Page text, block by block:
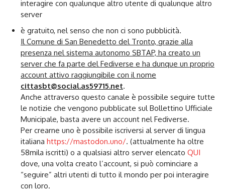
interagire con qualunque altro utente di qualunque altro
server
è gratuito, nel senso che non ci sono pubblicità.
Il Comune di San Benedetto del Tronto, grazie alla
presenza nel sistema autonomo SBTAP, ha creato un
server che fa parte del Fediverse e ha dunque un proprio
account attivo raggiungibile con il nome
cittasbt@social.as59715.net.
Anche attraverso questo canale è possibile seguire tutte
le notizie che vengono pubblicate sul Bollettino Ufficiale
Municipale, basta avere un account nel Fediverse.
Per crearne uno è possibile iscriversi al server di lingua
italiana https://mastodon.uno/. (attualmente ha oltre
58mila iscritti) o a qualsiasi altro server elencato QUI
dove, una volta creato l’account, si può cominciare a
“seguire” altri utenti di tutto il mondo per poi interagire
con loro.